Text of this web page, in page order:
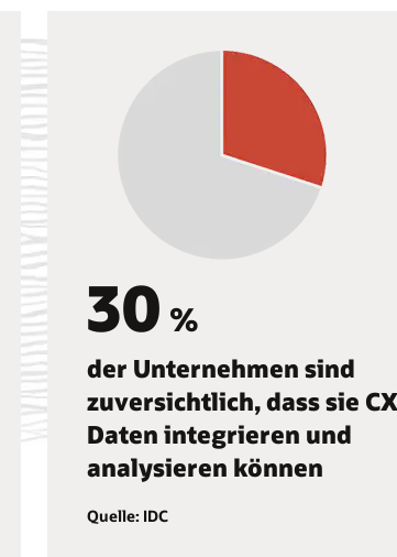
30 %
der Unternehmen sind
zuversichtlich, dass sie
Daten integrieren und
analysieren können
Quelle: IDC